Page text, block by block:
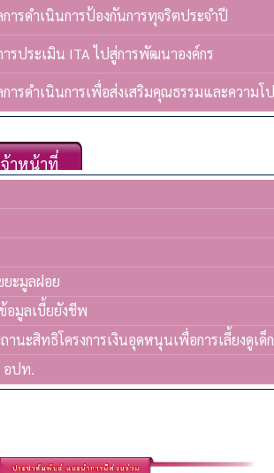
ารดำเนินการป้องกันการทุจริตประจำปี
รประเมิน ITA ไปสู่การพัฒนาองค์กร
ารดำเนินการเพื่อส่งเสริมคุณธรรมและความ
จ้าหน้าที่
ยะมูลฝอย
อมูลเบี้ยยังชีพ
านะสิทธิโครงการเงินอุดหนุนเพื่อการเลี้ยงดูเด็
อปท.